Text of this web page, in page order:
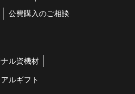
公費購入のご相談
ル資機材
アルギフト